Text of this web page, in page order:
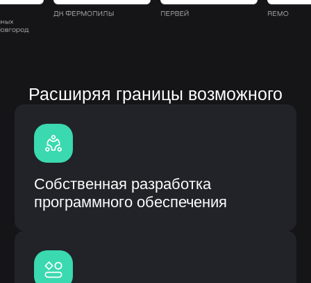
Быстрое внедрение и интеграция
с CRM